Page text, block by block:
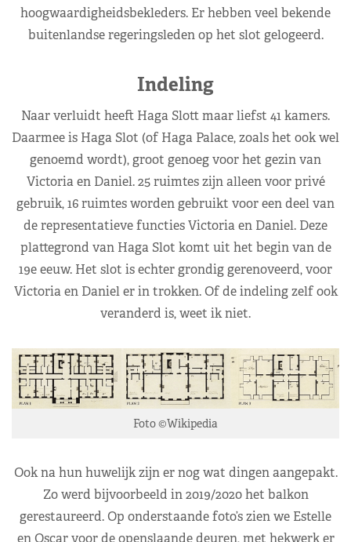
hoogwaardigheidsbekleders. Er hebben veel bekende
buitenlandse regeringsleden op het slot gelogeerd.
Indeling
Naar verluidt heeft Haga Slott maar liefst 41 kamers.
Daarmee is Haga Slot (of Haga Palace, zoals het ook wel
genoemd wordt), groot genoeg voor het gezin van
Victoria en Daniel. 25 ruimtes zijn alleen voor privé
gebruik, 16 ruimtes worden gebruikt voor een deel van
de representatieve functies Victoria en Daniel. Deze
plattegrond van Haga Slot komt uit het begin van de
19e eeuw. Het slot is echter grondig gerenoveerd, voor
Victoria en Daniel er in trokken. Of de indeling zelf ook
veranderd is, weet ik niet.
Foto ©Wikipedia
Ook na hun huwelijk zijn er nog wat dingen aangepakt.
Zo werd bijvoorbeeld in 2019/2020 het balkon
gerestaureerd. Op onderstaande foto’s zien we Estelle
en Oscar voor de openslaande deuren, met hekwerk er